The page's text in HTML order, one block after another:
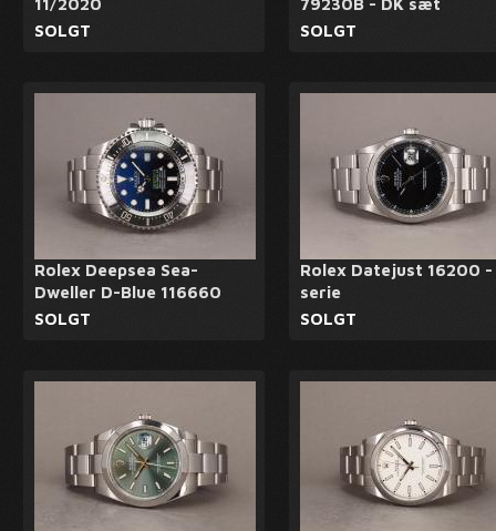
11/2020
SOLGT
79230B - DK sæt
SOLGT
Rolex Deepsea Sea-
Dweller D-Blue 116660
SOLGT
Rolex Datejust 16200 -
serie
SOLGT